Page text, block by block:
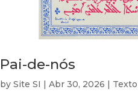
Pai-de-nós
by Site SI | Abr 30, 2026 |